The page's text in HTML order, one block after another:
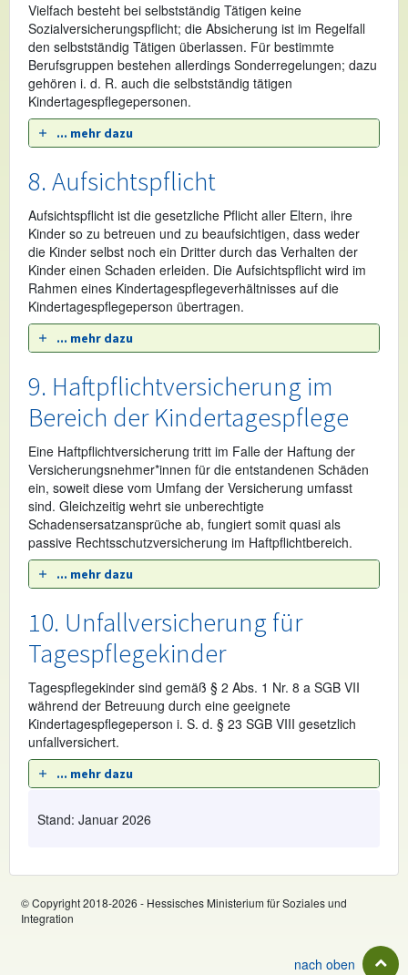
Vielfach besteht bei selbstständig Tätigen keine
Sozialversicherungspflicht; die Absicherung ist im Regelfall
den selbstständig Tätigen überlassen. Für bestimmte
Berufsgruppen bestehen allerdings Sonderregelungen; dazu
gehören i. d. R. auch die selbstständig tätigen
Kindertagespflegepersonen.
... mehr dazu
8. Aufsichtspflicht
Aufsichtspflicht ist die gesetzliche Pflicht aller Eltern, ihre
Kinder so zu betreuen und zu beaufsichtigen, dass weder
die Kinder selbst noch ein Dritter durch das Verhalten der
Kinder einen Schaden erleiden. Die Aufsichtspflicht wird im
Rahmen eines Kindertagespflegeverhältnisses auf die
Kindertagespflegeperson übertragen.
... mehr dazu
9. Haftpflichtversicherung im
Bereich der Kindertagespflege
Eine Haftpflichtversicherung tritt im Falle der Haftung der
Versicherungsnehmer*innen für die entstandenen Schäden
ein, soweit diese vom Umfang der Versicherung umfasst
sind. Gleichzeitig wehrt sie unberechtigte
Schadensersatzansprüche ab, fungiert somit quasi als
passive Rechtsschutzversicherung im Haftpflichtbereich.
... mehr dazu
10. Unfallversicherung für
Tagespflegekinder
Tagespflegekinder sind gemäß § 2 Abs. 1 Nr. 8 a SGB VII
während der Betreuung durch eine geeignete
Kindertagespflegeperson i. S. d. § 23 SGB VIII gesetzlich
unfallversichert.
... mehr dazu
Stand: Januar 2026
© Copyright 2018-2026 - Hessisches Ministerium für Soziales und
Integration
nach oben